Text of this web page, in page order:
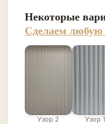
Некоторые
Сделаем любую
Узор 2 Узор 1